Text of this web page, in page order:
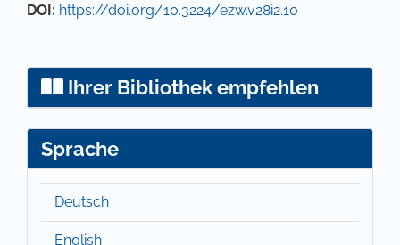
DOI: https://doi.org/10.3224/ezw.v28i2.10
Ihrer Bibliothek empfehlen
Sprache
Deutsch
English